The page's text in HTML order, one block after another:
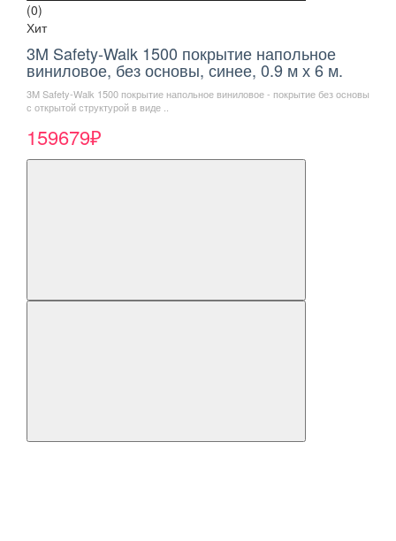
(0)
Хит
3M Safety-Walk 1500 покрытие напольное
виниловое, без основы, синее, 0.9 м х 6 м.
3M Safety-Walk 1500 покрытие напольное виниловое - покрытие без основы
с открытой структурой в виде ..
159679₽